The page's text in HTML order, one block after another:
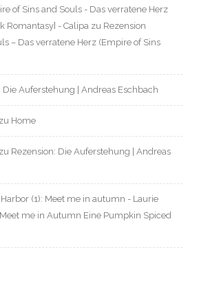
of Sins and Souls - Das verratene Herz
Romantasy] - Calipa zu Rezension
– Das verratene Herz (Empire of Sins
Die Auferstehung | Andreas Eschbach
zu Home
zu Rezension: Die Auferstehung | Andreas
(1): Meet me in autumn - Laurie
me in Autumn Eine Pumpkin Spiced